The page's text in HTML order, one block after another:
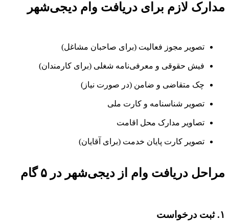
مدارک لازم برای دریافت وام دیجی‌شهر
تصویر مجوز فعالیت (برای صاحبان مشاغل)
فیش حقوقی و معرفی‌نامه شغلی (برای کارمندان)
چک متقاضی و ضامن (در صورت نیاز)
تصویر شناسنامه و کارت ملی
تصاویر مدارک محل اقامت
تصویر کارت پایان خدمت (برای آقایان)
مراحل دریافت وام از دیجی‌شهر در ۵ گام
۱. ثبت درخواست